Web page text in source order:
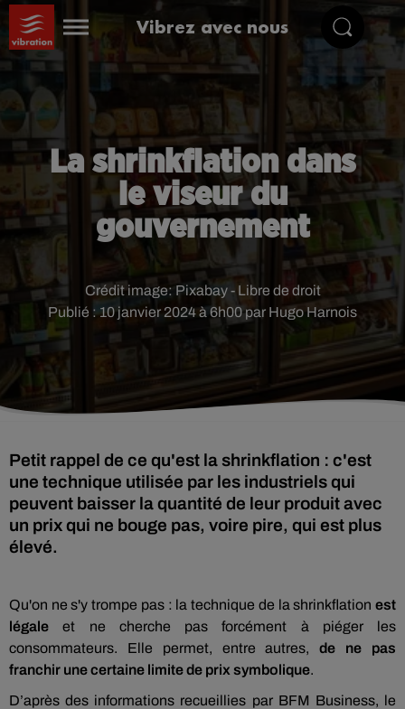
Vibrez avec nous
La shrinkflation dans
le viseur du
gouvernement
Publié : 10 janvier 2024 à 6h00 par Hugo Harnois
Crédit image: Pixabay - Libre de droit
Petit rappel de ce qu'est la shrinkflation : c'est
une technique utilisée par les industriels qui
peuvent baisser la quantité de leur produit avec
un prix qui ne bouge pas, voire pire, qui est plus
élevé.
Qu'on ne s'y trompe pas : la technique de la shrinkflation est
légale et ne cherche pas forcément à piéger les
consommateurs. Elle permet, entre autres,de ne pas
franchir une certaine limite de prix symbolique.
D’après des informations recueillies par BFM Business, le